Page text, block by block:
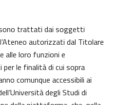
trattati dai soggetti
autorizzati dal Titolare
alle loro funzioni e
le finalità di cui sopra
comunque accessibili ai
degli Studi di